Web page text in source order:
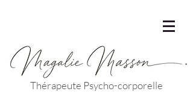
Thérapeute Psycho-corporelle